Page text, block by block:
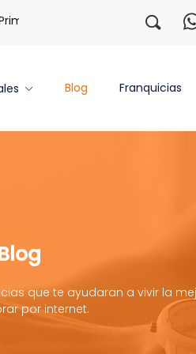
TE DA MÁS! ¡Regístrate
Blog Franquicias
que te ayudaran a vivir la
por internet.